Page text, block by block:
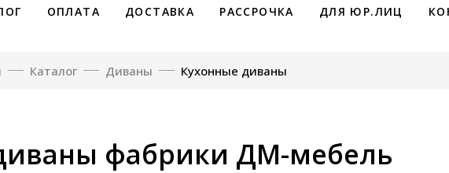
ОПЛАТА ДОСТАВКА РАССРОЧКА ДЛЯ ЮР.ЛИЦ
Каталог Диваны Кухонные диваны
фабрики ДМ-мебель